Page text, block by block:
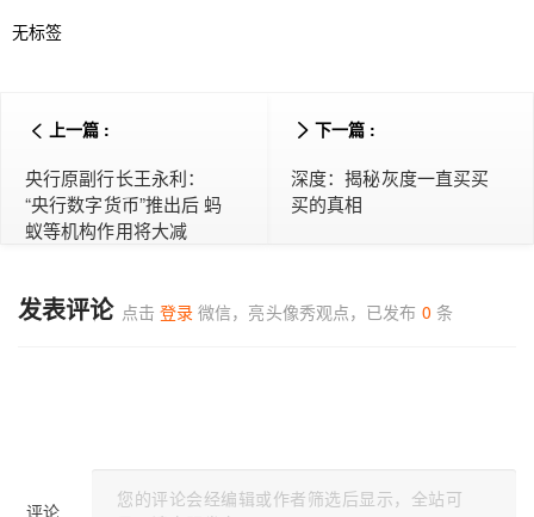
无标签
上一篇 :
央行原副行长王永利：
“央行数字货币”推出后 蚂
蚁等机构作用将大减
下一篇 :
深度：揭秘灰度一直买买
买的真相
发表评论 点击 登录 微信，亮头像秀观点，已发布 0 条
评论